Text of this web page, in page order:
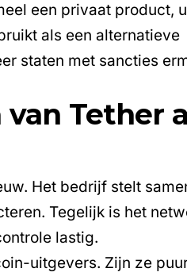
een privaat product,
als een alternatieve
staten met sancties
Tether
Het bedrijf stelt
Tegelijk is het
lastig.
uitgevers. Zijn ze